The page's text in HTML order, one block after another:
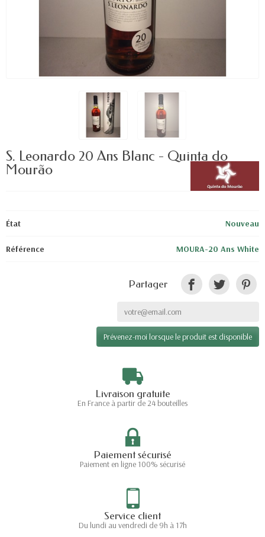
S. Leonardo 20 Ans Blanc - Quinta do
Mourão
État Nouveau
Référence MOURA-20 Ans White
Partager
Prévenez-moi lorsque le produit est disponible
Livraison gratuite
En France à partir de 24 bouteilles
Paiement sécurisé
Paiement en ligne 100% sécurisé
Service client
Du lundi au vendredi de 9h à 17h